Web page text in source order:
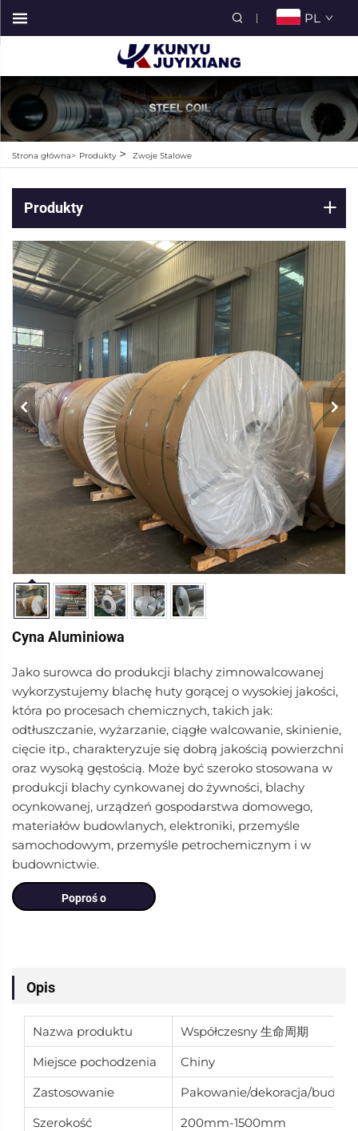
PL
Strona główna> Produkty > Zwoje Stalowe
Produkty
Cyna Aluminiowa
Jako surowca do produkcji blachy zimnowalcowanej
wykorzystujemy blachę huty gorącej o wysokiej jakości,
która po procesach chemicznych, takich jak:
odtłuszczanie, wyżarzanie, ciągłe walcowanie, skinienie,
cięcie itp., charakteryzuje się dobrą jakością powierzchni
oraz wysoką gęstością. Może być szeroko stosowana w
produkcji blachy cynkowanej do żywności, blachy
ocynkowanej, urządzeń gospodarstwa domowego,
materiałów budowlanych, elektroniki, przemyśle
samochodowym, przemyśle petrochemicznym i w
budownictwie.
Poproś o
Opis
Nazwa produktu
Współczesny 生命周期
Miejsce pochodzenia
Chiny
Zastosowanie
Pakowanie/dekoracja/
Szerokość
200mm-1500mm